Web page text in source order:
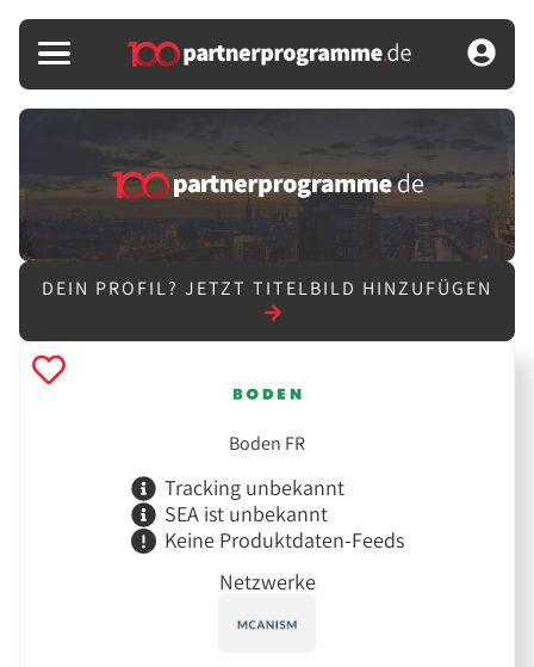
DEIN PROFIL? JETZT TITELBILD HINZUFÜGEN
Boden FR
Tracking unbekannt
SEA ist unbekannt
Keine Produktdaten-Feeds
Netzwerke